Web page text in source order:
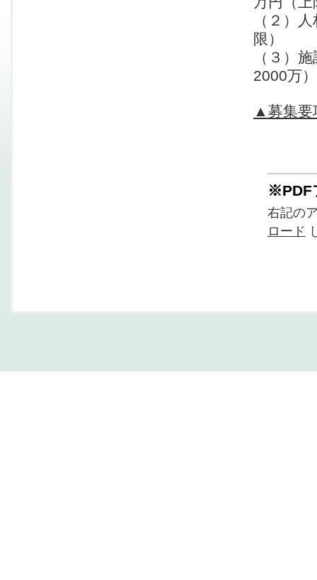
（２
限）
（３
2000万）
▲募集要
※PDF
右記の
ロード